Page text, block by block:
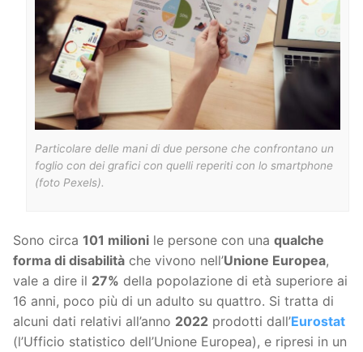
Particolare delle mani di due persone che confrontano un
foglio con dei grafici con quelli reperiti con lo smartphone
(foto Pexels).
Sono circa 101 milioni le persone con una qualche
forma di disabilità che vivono nell’Unione Europea,
vale a dire il 27% della popolazione di età superiore ai
16 anni, poco più di un adulto su quattro. Si tratta di
alcuni dati relativi all’anno 2022 prodotti dall’Eurostat
(l’Ufficio statistico dell’Unione Europea), e ripresi in un